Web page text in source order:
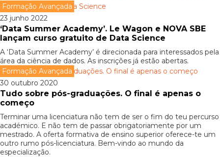
Formação Avançada
23 junho 2022
‘Data Summer Academy’. Le Wagon e NOVA SBE
lançam curso gratuito de Data Science
A ‘Data Summer Academy’ é direcionada para interessados pela
área da ciência de dados. As inscrições já estão abertas.
Formação Avançada
30 outubro 2020
Tudo sobre pós-graduações. O final é apenas o
começo
Terminar uma licenciatura não tem de ser o fim do teu percurso
académico. E não tem de passar obrigatoriamente por um
mestrado. A oferta formativa de ensino superior oferece-te um
outro rumo pós-licenciatura. Bem-vindo ao mundo da
especialização.